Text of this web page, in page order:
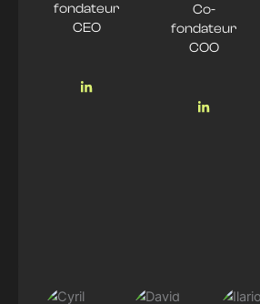
fondateur
CEO
Co-
fondateur
COO